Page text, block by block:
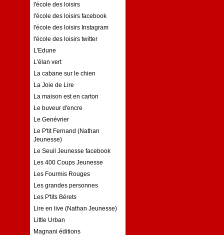
l'école des loisirs
l'école des loisirs facebook
l'école des loisirs Instagram
l'école des loisirs twitter
L'Edune
L'élan vert
La cabane sur le chien
La Joie de Lire
La maison est en carton
Le buveur d'encre
Le Genévrier
Le P'tit Fernand (Nathan
Jeunesse)
Le Seuil Jeunesse facebook
Les 400 Coups Jeunesse
Les Fourmis Rouges
Les grandes personnes
Les P'tits Bérets
Lire en live (Nathan Jeunesse)
Little Urban
Magnani éditions